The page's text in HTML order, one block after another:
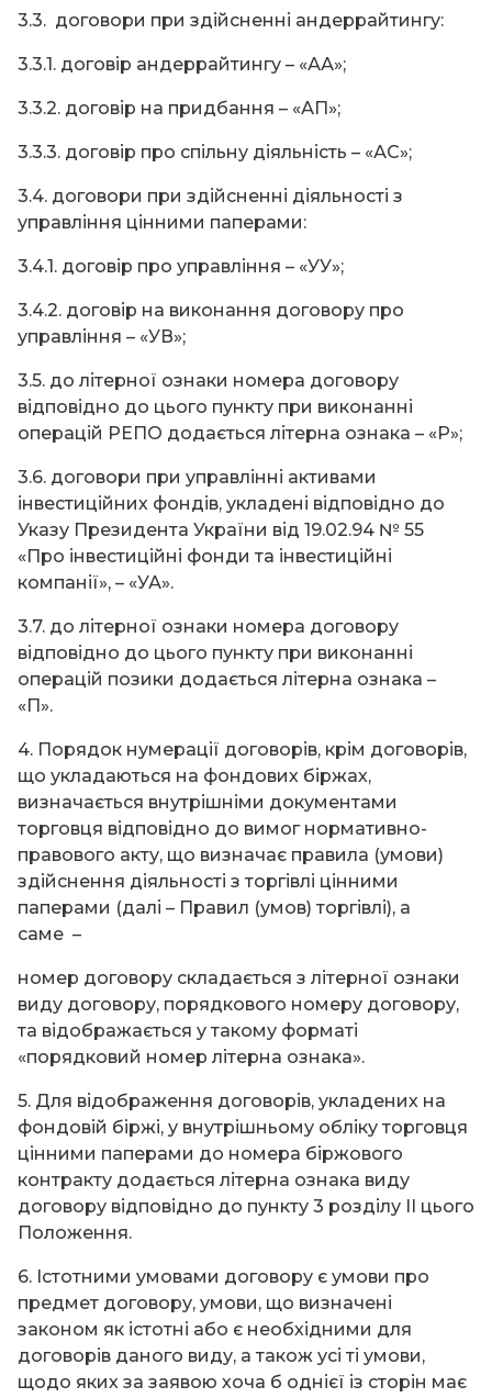
3.3. договори при здійсненні андеррайтингу:
3.3.1. договір андеррайтингу – «АА»;
3.3.2. договір на придбання – «АП»;
3.3.3. договір про спільну діяльність – «АС»;
3.4. договори при здійсненні діяльності з
управління цінними паперами:
3.4.1. договір про управління – «УУ»;
3.4.2. договір на виконання договору про
управління – «УВ»;
3.5. до літерної ознаки номера договору
відповідно до цього пункту при виконанні
операцій РЕПО додається літерна ознака – «Р»;
3.6. договори при управлінні активами
інвестиційних фондів, укладені відповідно до
Указу Президента України від 19.02.94 № 55
«Про інвестиційні фонди та інвестиційні
компанії», – «УА».
3.7. до літерної ознаки номера договору
відповідно до цього пункту при виконанні
операцій позики додається літерна ознака –
«П».
4. Порядок нумерації договорів, крім договорів,
що укладаються на фондових біржах,
визначається внутрішніми документами
торговця відповідно до вимог нормативно-
правового акту, що визначає правила (умови)
здійснення діяльності з торгівлі цінними
паперами (далі – Правил (умов) торгівлі), а
саме –
номер договору складається з літерної ознаки
виду договору, порядкового номеру договору,
та відображається у такому форматі
«порядковий номер літерна ознака».
5. Для відображення договорів, укладених на
фондовій біржі, у внутрішньому обліку торговця
цінними паперами до номера біржового
контракту додається літерна ознака виду
договору відповідно до пункту 3 розділу ІІ цього
Положення.
6. Істотними умовами договору є умови про
предмет договору, умови, що визначені
законом як істотні або є необхідними для
договорів даного виду, а також усі ті умови,
щодо яких за заявою хоча б однієї із сторін має